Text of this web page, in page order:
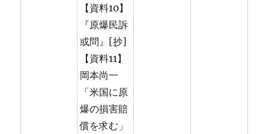
【資料10】
『原爆民訴
或問』[抄]
【資料11】
岡本尚一
「米国に原
爆の損害賠
償を求む」